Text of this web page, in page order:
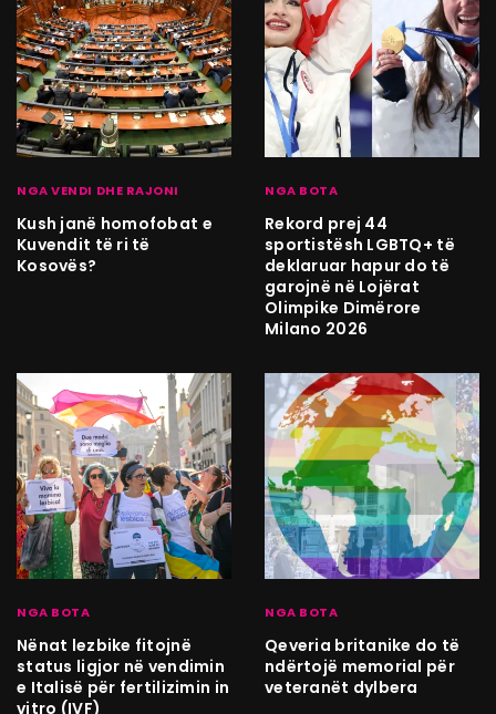
NGA VENDI DHE RAJONI
Kush janë homofobat e
Kuvendit të ri të
Kosovës?
NGA BOTA
Rekord prej 44
sportistësh LGBTQ+ të
deklaruar hapur do të
garojnë në Lojërat
Olimpike Dimërore
Milano 2026
NGA BOTA
Nënat lezbike fitojnë
status ligjor në vendimin
e Italisë për fertilizimin in
vitro (IVF)
NGA BOTA
Qeveria britanike do të
ndërtojë memorial për
veteranët dylbera